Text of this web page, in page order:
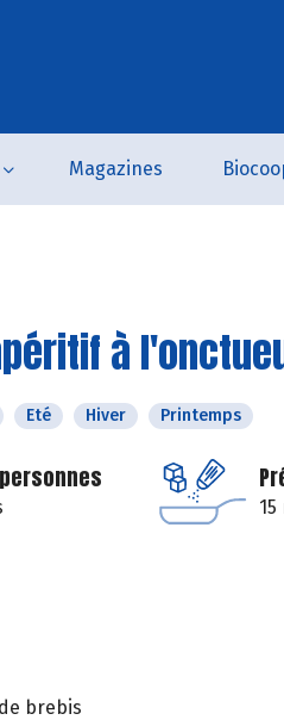
Magazines
à
Eté Hiver Printemps
15
brebis